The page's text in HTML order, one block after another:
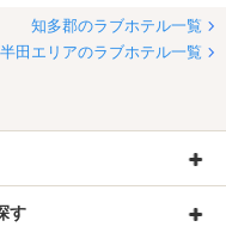
知多郡のラブホテル一覧
田エリアのラブホテル一覧
す